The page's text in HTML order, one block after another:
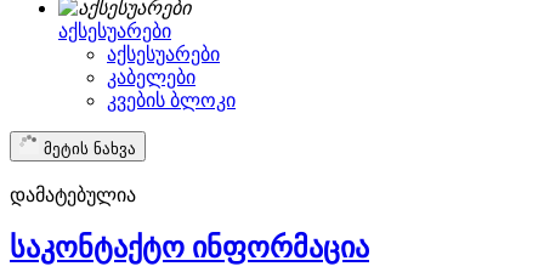
აქსესუარები
აქსესუარები
კაბელები
კვების ბლოკი
მეტის ნახვა
დამატებულია
საკონტაქტო ინფორმაცია